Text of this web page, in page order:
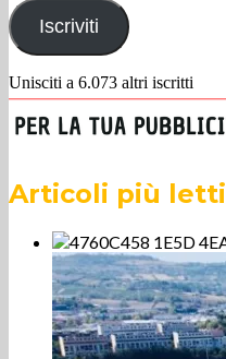
Iscriviti
Unisciti a 6.073 altri iscritti
Articoli più letti